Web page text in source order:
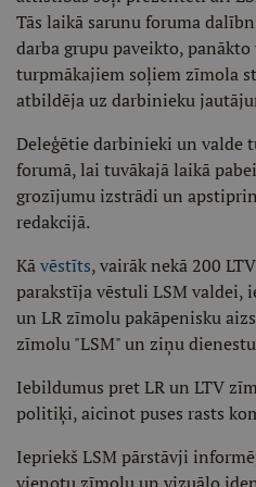
Tās laikā sarunu foruma
darba grupu paveikto,
turpmākajiem soļiem zīmola
atbildēja uz darbinieku
Deleģētie darbinieki un valde
forumā, lai tuvākajā laikā
grozījumu izstrādi un
redakcijā.
Kāvēstīts, vairāk nekā 200
parakstīja vēstuli LSM valdei,
un LR zīmolu pakāpenisku
zīmolu "LSM" un ziņu
Iebildumus pret LR un LTV
politiķi, aicinot puses rasts
Iepriekš LSM pārstāvji